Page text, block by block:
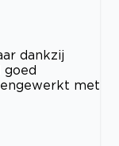
dankzij
goed
met